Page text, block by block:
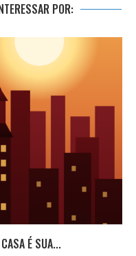
POR:
É SUA...